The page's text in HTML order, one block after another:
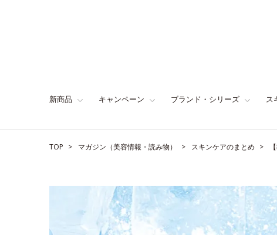
新商品 キャンペーン ブランド・シリーズ ス
TOP マガジン（美容情報・読み物） スキンケアのまとめ